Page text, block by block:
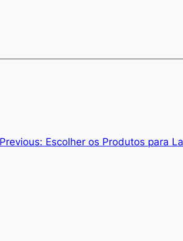
Previous: Escolher os Produtos para